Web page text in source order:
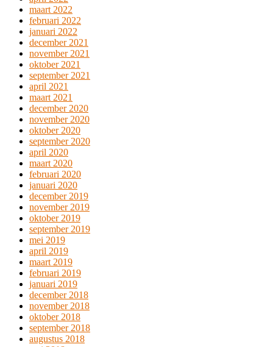
maart 2022
februari 2022
januari 2022
december 2021
november 2021
oktober 2021
september 2021
april 2021
maart 2021
december 2020
november 2020
oktober 2020
september 2020
april 2020
maart 2020
februari 2020
januari 2020
december 2019
november 2019
oktober 2019
september 2019
mei 2019
april 2019
maart 2019
februari 2019
januari 2019
december 2018
november 2018
oktober 2018
september 2018
augustus 2018